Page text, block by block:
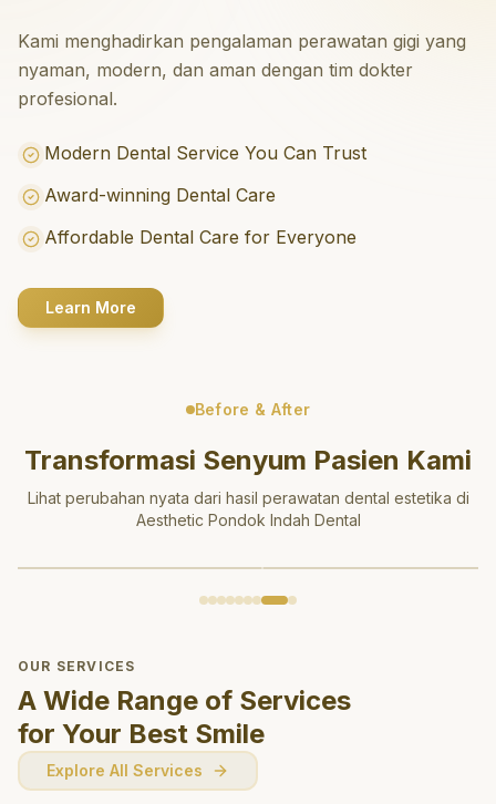
Kami menghadirkan pengalaman perawatan gigi yang
nyaman, modern, dan aman dengan tim dokter
profesional.
Modern Dental Service You Can Trust
Award-winning Dental Care
Affordable Dental Care for Everyone
Learn More
Before & After
Transformasi Senyum Pasien Kami
Lihat perubahan nyata dari hasil perawatan dental estetika di
Aesthetic Pondok Indah Dental
OUR SERVICES
A Wide Range of Services
for Your Best Smile
Explore All Services